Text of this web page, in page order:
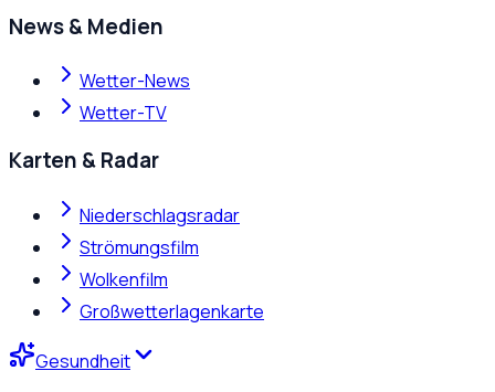
News & Medien
Wetter-News
Wetter-TV
Karten & Radar
Niederschlagsradar
Strömungsfilm
Wolkenfilm
Großwetterlagenkarte
Gesundheit